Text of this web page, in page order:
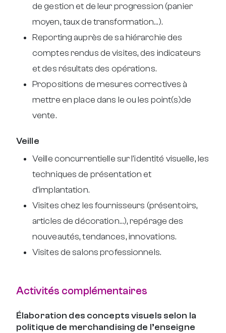
de gestion et de leur progression (panier
moyen, taux de transformation…).
Reporting auprès de sa hiérarchie des
comptes rendus de visites, des indicateurs
et des résultats des opérations.
Propositions de mesures correctives à
mettre en place dans le ou les point(s)de
vente.
Veille
Veille concurrentielle sur l’identité visuelle, les
techniques de présentation et
d’implantation.
Visites chez les fournisseurs (présentoirs,
articles de décoration…), repérage des
nouveautés, tendances, innovations.
Visites de salons professionnels.
Activités complémentaires
Élaboration des concepts visuels selon la
politique de merchandising de l’enseigne